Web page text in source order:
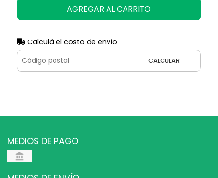
AGREGAR AL CARRITO
Calculá el costo de envío
CALCULAR
MEDIOS DE PAGO